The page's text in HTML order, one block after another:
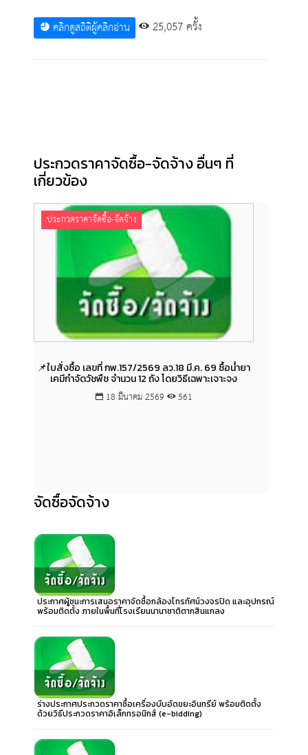
คลิกดูสถิติผู้คลิกอ่าน 25,057 ครั้ง
ประกวดราคาจัดซื้อ-จัดจ้าง อื่นๆ ที่
เกี่ยวข้อง
ประกวดราคาจัดซื้อ-จัดจ้าง
📌ใบสั่งซื้อ เลขที่ กพ.157/2569 ลว.18 มี.ค. 69 ซื้อน่ำยา
เคมีกำจัดวัชพืช จำนวน 12 ถัง โดยวิธีเฉพาะเจาะจง
18 มีนาคม 2569 561
จัดซื้อจัดจ้าง
ประกาศผู้ชนะการเสนอราคาจัดซื้อกล้องโทรทัศน์วงจรปิด และอุปกรณ์
พร้อมติดตั้ง ภายในพื้นที่โรงเรียนนานาชาติตากสินแกลง
ร่างประกาศประกวดราคาซื้อเครื่องบีบอัดขยะอินทรีย์ พร้อมติดตั้ง
ด้วยวิธีประกวดราคาอิเล็กทรอนิกส์ (e-bidding)